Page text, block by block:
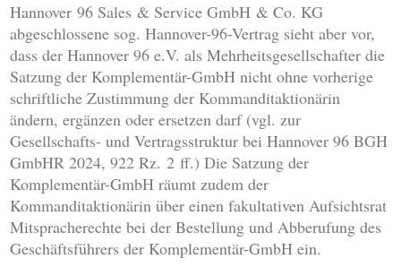
Hannover 96 Sales & Service GmbH & Co. KG
abgeschlossene sog. Hannover-96-Vertrag sieht aber vor,
dass der Hannover 96 e.V. als Mehrheitsgesellschafter die
Satzung der Komplementär-GmbH nicht ohne vorherige
schriftliche Zustimmung der Kommanditaktionärin
ändern, ergänzen oder ersetzen darf (vgl. zur
Gesellschafts- und Vertragsstruktur bei Hannover 96 BGH
GmbHR 2024, 922 Rz. 2 ff.) Die Satzung der
Komplementär-GmbH räumt zudem der
Kommanditaktionärin über einen fakultativen Aufsichtsrat
Mitspracherechte bei der Bestellung und Abberufung des
Geschäftsführers der Komplementär-GmbH ein.